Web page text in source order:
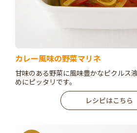
カレー風味の野菜マリネ
甘味のある野菜に風味豊かなピクルス
めにピッタリです。
レシピはこちら